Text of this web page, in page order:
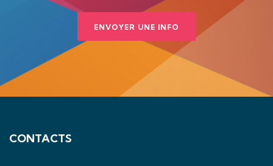
ENVOYER UNE INFO
CONTACTS